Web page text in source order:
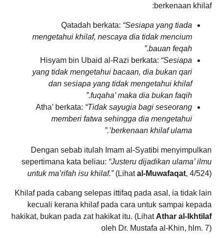
berkenaan khilaf:
Qatadah berkata: “Sesiapa yang tiada
mengetahui khilaf, nescaya dia tidak mencium
bauan feqah.”
Hisyam bin Ubaid al-Razi berkata: “Sesiapa
yang tidak mengetahui bacaan, dia bukan qari
dan sesiapa yang tidak mengetahui khilaf
fuqaha’ maka dia bukan faqih.”
Atha’ berkata: “Tidak sayugia bagi seseorang
memberi fatwa sehingga dia mengetahui
berkenaan khilaf ulama’.”
Dengan sebab itulah Imam al-Syatibi menyimpulkan
sepertimana kata beliau: “Justeru dijadikan ulama’ ilmu
untuk ma’rifah isu khilaf.”(Lihatal-Muwafaqat, 4/524)
Khilaf pada cabang selepas ittifaq pada asal, ia tidak lain
kecuali kerana khilaf pada cara untuk sampai kepada
hakikat, bukan pada zat hakikat itu. (Lihat Athar al-Ikhtilaf
oleh Dr. Mustafa al-Khin, hlm. 7)